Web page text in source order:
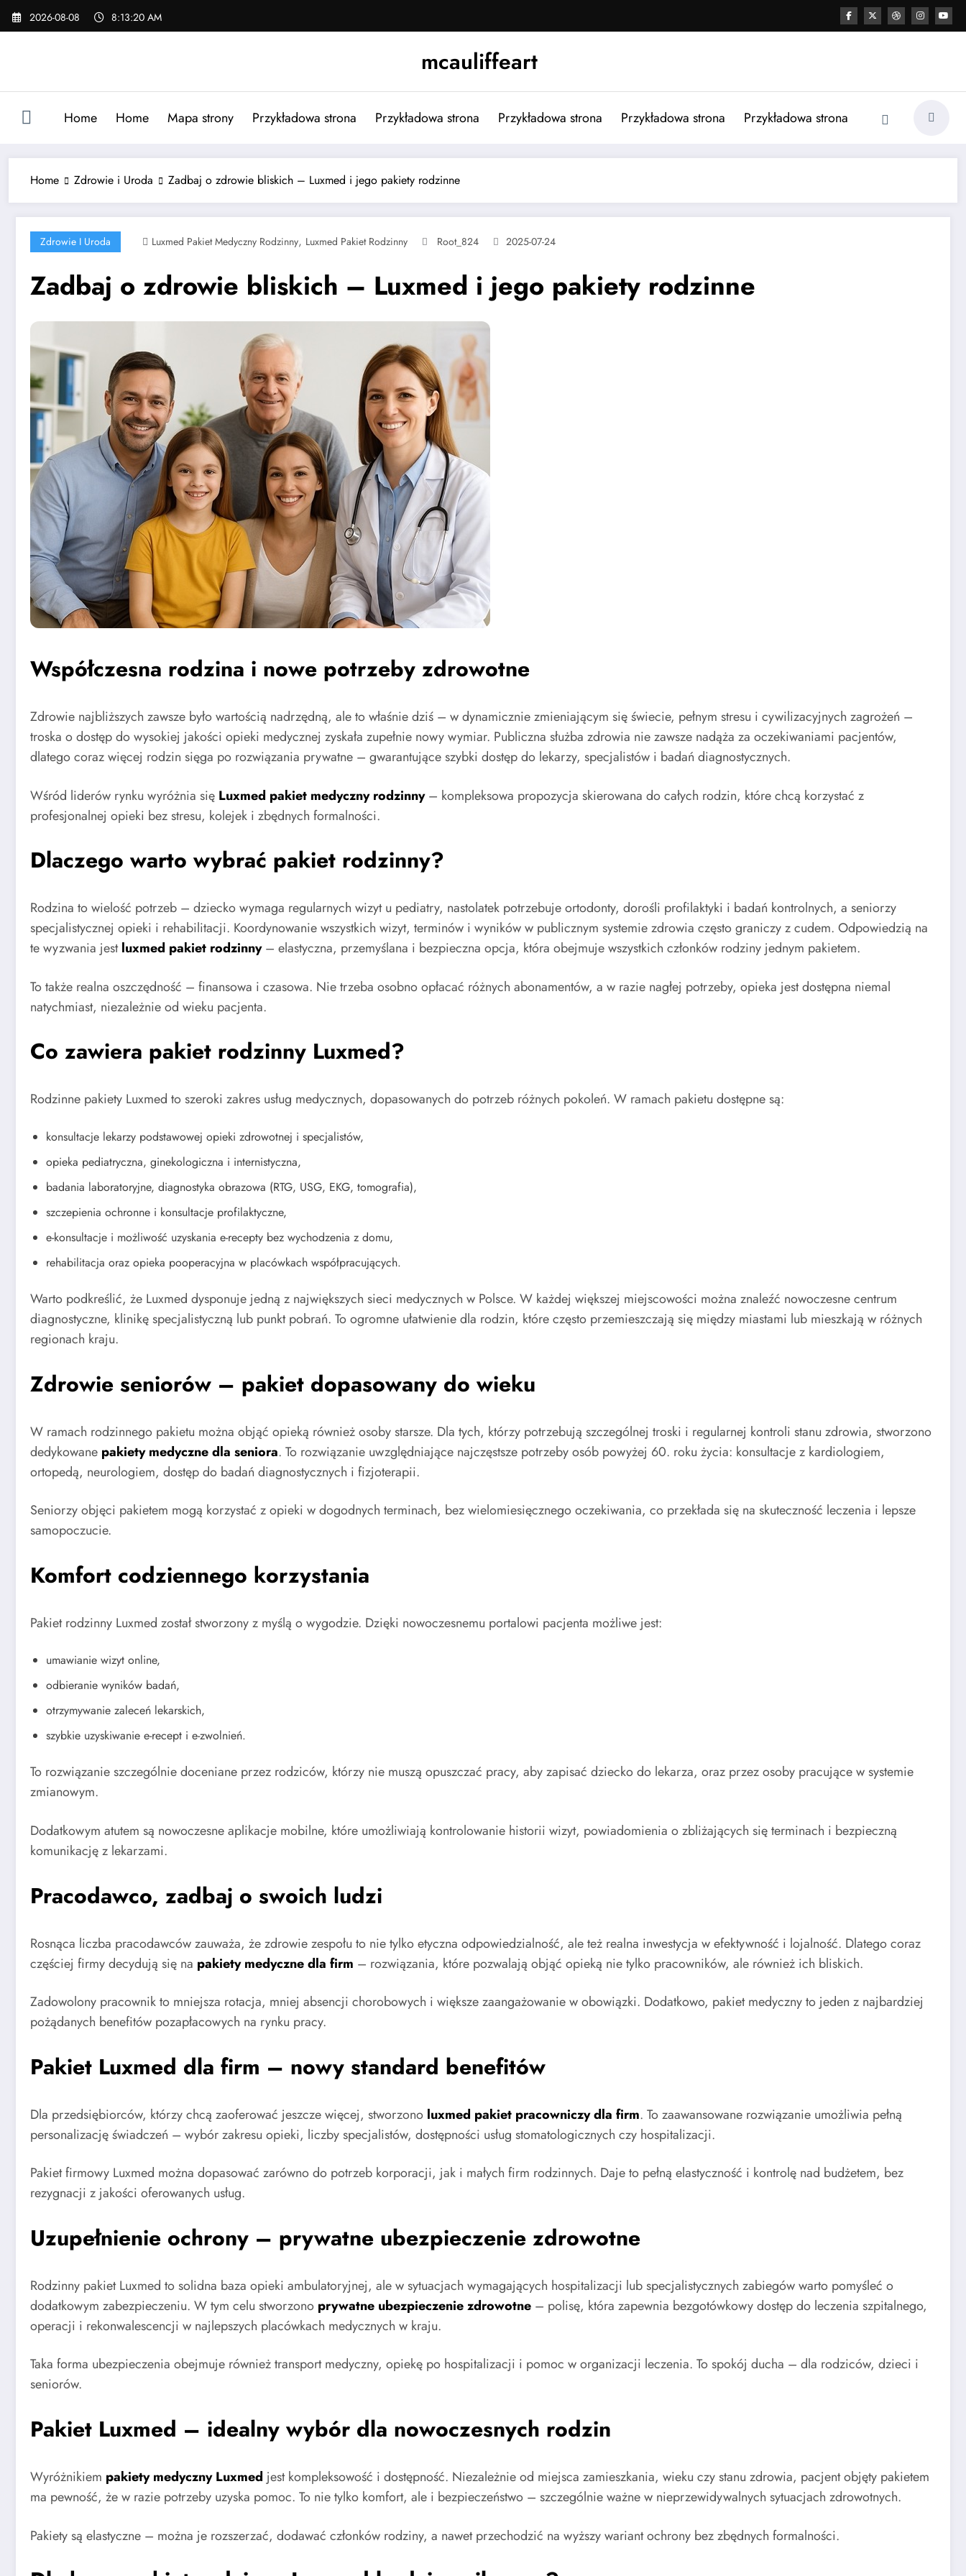
Skip
2026-08-08 8:13:21 AM
mcauliffeart
Home Home Mapa strony Przykładowa strona Przykładowa strona Przykładowa strona Przykładowa strona Przykładowa strona
Home Zdrowie i Uroda Zadbaj o zdrowie bliskich – Luxmed i jego pakiety rodzinne
Zdrowie I Uroda Luxmed Pakiet Medyczny Rodzinny, Luxmed Pakiet Rodzinny Root_824 2025-07-24
Zadbaj o zdrowie bliskich – Luxmed i jego pakiety rodzinne
Współczesna rodzina i nowe potrzeby zdrowotne
Zdrowie najbliższych zawsze było wartością nadrzędną, ale to właśnie dziś – w dynamicznie zmieniającym się świecie, pełnym stresu i cywilizacyjnych zagrożeń –
troska o dostęp do wysokiej jakości opieki medycznej zyskała zupełnie nowy wymiar. Publiczna służba zdrowia nie zawsze nadąża za oczekiwaniami pacjentów,
dlatego coraz więcej rodzin sięga po rozwiązania prywatne – gwarantujące szybki dostęp do lekarzy, specjalistów i badań diagnostycznych.
Wśród liderów rynku wyróżnia się Luxmed pakiet medyczny rodzinny– kompleksowa propozycja skierowana do całych rodzin, które chcą korzystać z
profesjonalnej opieki bez stresu, kolejek i zbędnych formalności.
Dlaczego warto wybrać pakiet rodzinny?
Rodzina to wielość potrzeb – dziecko wymaga regularnych wizyt u pediatry, nastolatek potrzebuje ortodonty, dorośli profilaktyki i badań kontrolnych, a seniorzy
specjalistycznej opieki i rehabilitacji. Koordynowanie wszystkich wizyt, terminów i wyników w publicznym systemie zdrowia często graniczy z cudem. Odpowiedzią na
te wyzwania jestluxmed pakiet rodzinny– elastyczna, przemyślana i bezpieczna opcja, która obejmuje wszystkich członków rodziny jednym pakietem.
To także realna oszczędność – finansowa i czasowa. Nie trzeba osobno opłacać różnych abonamentów, a w razie nagłej potrzeby, opieka jest dostępna niemal
natychmiast, niezależnie od wieku pacjenta.
Co zawiera pakiet rodzinny Luxmed?
Rodzinne pakiety Luxmed to szeroki zakres usług medycznych, dopasowanych do potrzeb różnych pokoleń. W ramach pakietu dostępne są:
konsultacje lekarzy podstawowej opieki zdrowotnej i specjalistów,
opieka pediatryczna, ginekologiczna i internistyczna,
badania laboratoryjne, diagnostyka obrazowa (RTG, USG, EKG, tomografia),
szczepienia ochronne i konsultacje profilaktyczne,
e-konsultacje i możliwość uzyskania e-recepty bez wychodzenia z domu,
rehabilitacja oraz opieka pooperacyjna w placówkach współpracujących.
Warto podkreślić, że Luxmed dysponuje jedną z największych sieci medycznych w Polsce. W każdej większej miejscowości można znaleźć nowoczesne centrum
diagnostyczne, klinikę specjalistyczną lub punkt pobrań. To ogromne ułatwienie dla rodzin, które często przemieszczają się między miastami lub mieszkają w różnych
regionach kraju.
Zdrowie seniorów – pakiet dopasowany do wieku
W ramach rodzinnego pakietu można objąć opieką również osoby starsze. Dla tych, którzy potrzebują szczególnej troski i regularnej kontroli stanu zdrowia, stworzono
dedykowane pakiety medyczne dla seniora. To rozwiązanie uwzględniające najczęstsze potrzeby osób powyżej 60. roku życia: konsultacje z kardiologiem,
ortopedą, neurologiem, dostęp do badań diagnostycznych i fizjoterapii.
Seniorzy objęci pakietem mogą korzystać z opieki w dogodnych terminach, bez wielomiesięcznego oczekiwania, co przekłada się na skuteczność leczenia i lepsze
samopoczucie.
Komfort codziennego korzystania
Pakiet rodzinny Luxmed został stworzony z myślą o wygodzie. Dzięki nowoczesnemu portalowi pacjenta możliwe jest:
umawianie wizyt online,
odbieranie wyników badań,
otrzymywanie zaleceń lekarskich,
szybkie uzyskiwanie e-recept i e-zwolnień.
To rozwiązanie szczególnie doceniane przez rodziców, którzy nie muszą opuszczać pracy, aby zapisać dziecko do lekarza, oraz przez osoby pracujące w systemie
zmianowym.
Dodatkowym atutem są nowoczesne aplikacje mobilne, które umożliwiają kontrolowanie historii wizyt, powiadomienia o zbliżających się terminach i bezpieczną
komunikację z lekarzami.
Pracodawco, zadbaj o swoich ludzi
Rosnąca liczba pracodawców zauważa, że zdrowie zespołu to nie tylko etyczna odpowiedzialność, ale też realna inwestycja w efektywność i lojalność. Dlatego coraz
częściej firmy decydują się na pakiety medyczne dla firm – rozwiązania, które pozwalają objąć opieką nie tylko pracowników, ale również ich bliskich.
Zadowolony pracownik to mniejsza rotacja, mniej absencji chorobowych i większe zaangażowanie w obowiązki. Dodatkowo, pakiet medyczny to jeden z najbardziej
pożądanych benefitów pozapłacowych na rynku pracy.
Pakiet Luxmed dla firm – nowy standard benefitów
Dla przedsiębiorców, którzy chcą zaoferować jeszcze więcej, stworzono luxmed pakiet pracowniczy dla firm. To zaawansowane rozwiązanie umożliwia pełną
personalizację świadczeń – wybór zakresu opieki, liczby specjalistów, dostępności usług stomatologicznych czy hospitalizacji.
Pakiet firmowy Luxmed można dopasować zarówno do potrzeb korporacji, jak i małych firm rodzinnych. Daje to pełną elastyczność i kontrolę nad budżetem, bez
rezygnacji z jakości oferowanych usług.
Uzupełnienie ochrony – prywatne ubezpieczenie zdrowotne
Rodzinny pakiet Luxmed to solidna baza opieki ambulatoryjnej, ale w sytuacjach wymagających hospitalizacji lub specjalistycznych zabiegów warto pomyśleć o
dodatkowym zabezpieczeniu. W tym celu stworzono prywatne ubezpieczenie zdrowotne – polisę, która zapewnia bezgotówkowy dostęp do leczenia szpitalnego,
operacji i rekonwalescencji w najlepszych placówkach medycznych w kraju.
Taka forma ubezpieczenia obejmuje również transport medyczny, opiekę po hospitalizacji i pomoc w organizacji leczenia. To spokój ducha – dla rodziców, dzieci i
seniorów.
Pakiet Luxmed – idealny wybór dla nowoczesnych rodzin
Wyróżnikiem pakiety medyczny Luxmed jest kompleksowość i dostępność. Niezależnie od miejsca zamieszkania, wieku czy stanu zdrowia, pacjent objęty pakietem
ma pewność, że w razie potrzeby uzyska pomoc. To nie tylko komfort, ale i bezpieczeństwo – szczególnie ważne w nieprzewidywalnych sytuacjach zdrowotnych.
Pakiety są elastyczne – można je rozszerzać, dodawać członków rodziny, a nawet przechodzić na wyższy wariant ochrony bez zbędnych formalności.